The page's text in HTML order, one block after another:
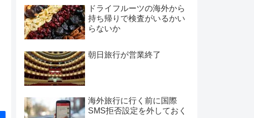
ドライフルーツの海外から
持ち帰りで検査がいるかい
らないか
朝日旅行が営業終了
海外旅行に行く前に国際
SMS拒否設定を外しておく